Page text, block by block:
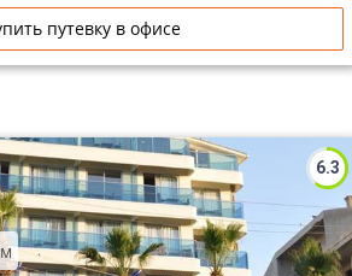
путевку в офисе
6.3